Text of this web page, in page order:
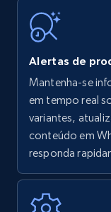
35.2K+
Amazon
URL, Product
rating object,
7.4K+
Alertas de
Mantenha-se
em tempo real
variantes,
conteúdo em
responda